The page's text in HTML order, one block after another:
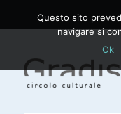
Questo sito
navigare si
Ok